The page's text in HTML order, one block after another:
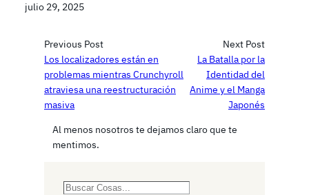
Fecha
julio 29, 2025
Previous Post
Los localizadores están en
problemas mientras Crunchyroll
atraviesa una reestructuración
masiva
Next Post
La Batalla por la
Identidad del
Anime y el Manga
Japonés
Al menos nosotros te dejamos claro que te
mentimos.
S